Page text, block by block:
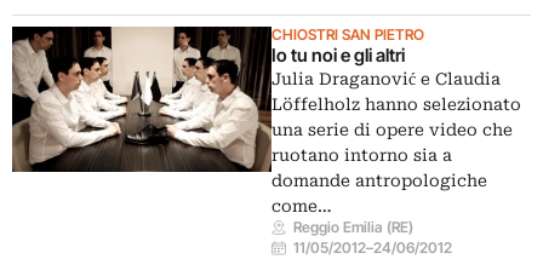
CHIOSTRI SAN PIETRO
Io tu noi e gli altri
Julia Draganović e Claudia
Löffelholz hanno selezionato
una serie di opere video che
ruotano intorno sia a
domande antropologiche
come…
Reggio Emilia (RE)
11/05/2012–24/06/2012